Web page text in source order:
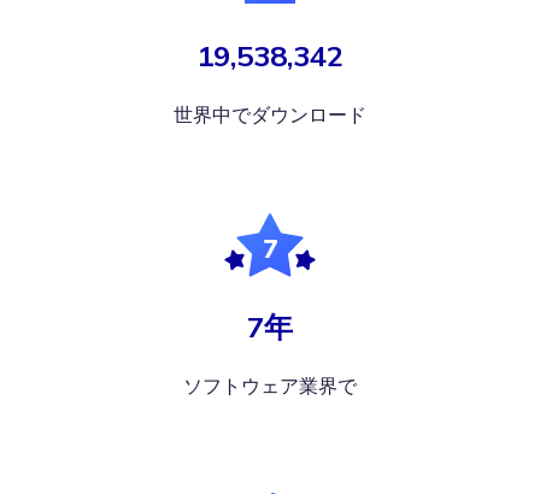
19,538,342
世界中でダウンロード
7年
ソフトウェア業界で